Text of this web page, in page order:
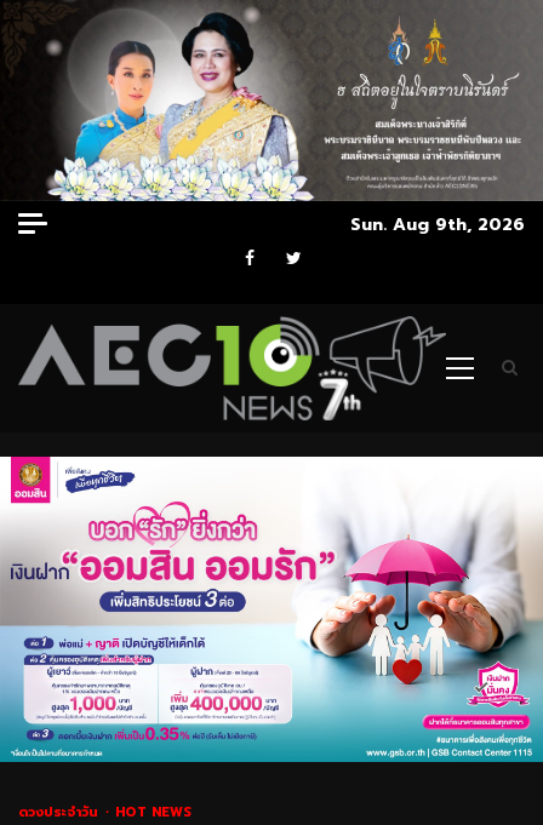
Skip
to
Sun. Aug 9th, 2026
Facebook
Twitter
Primary
ดวงประจำวัน HOT NEWS